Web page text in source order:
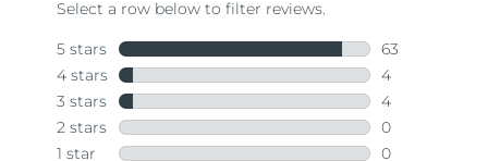
Same
page
link.